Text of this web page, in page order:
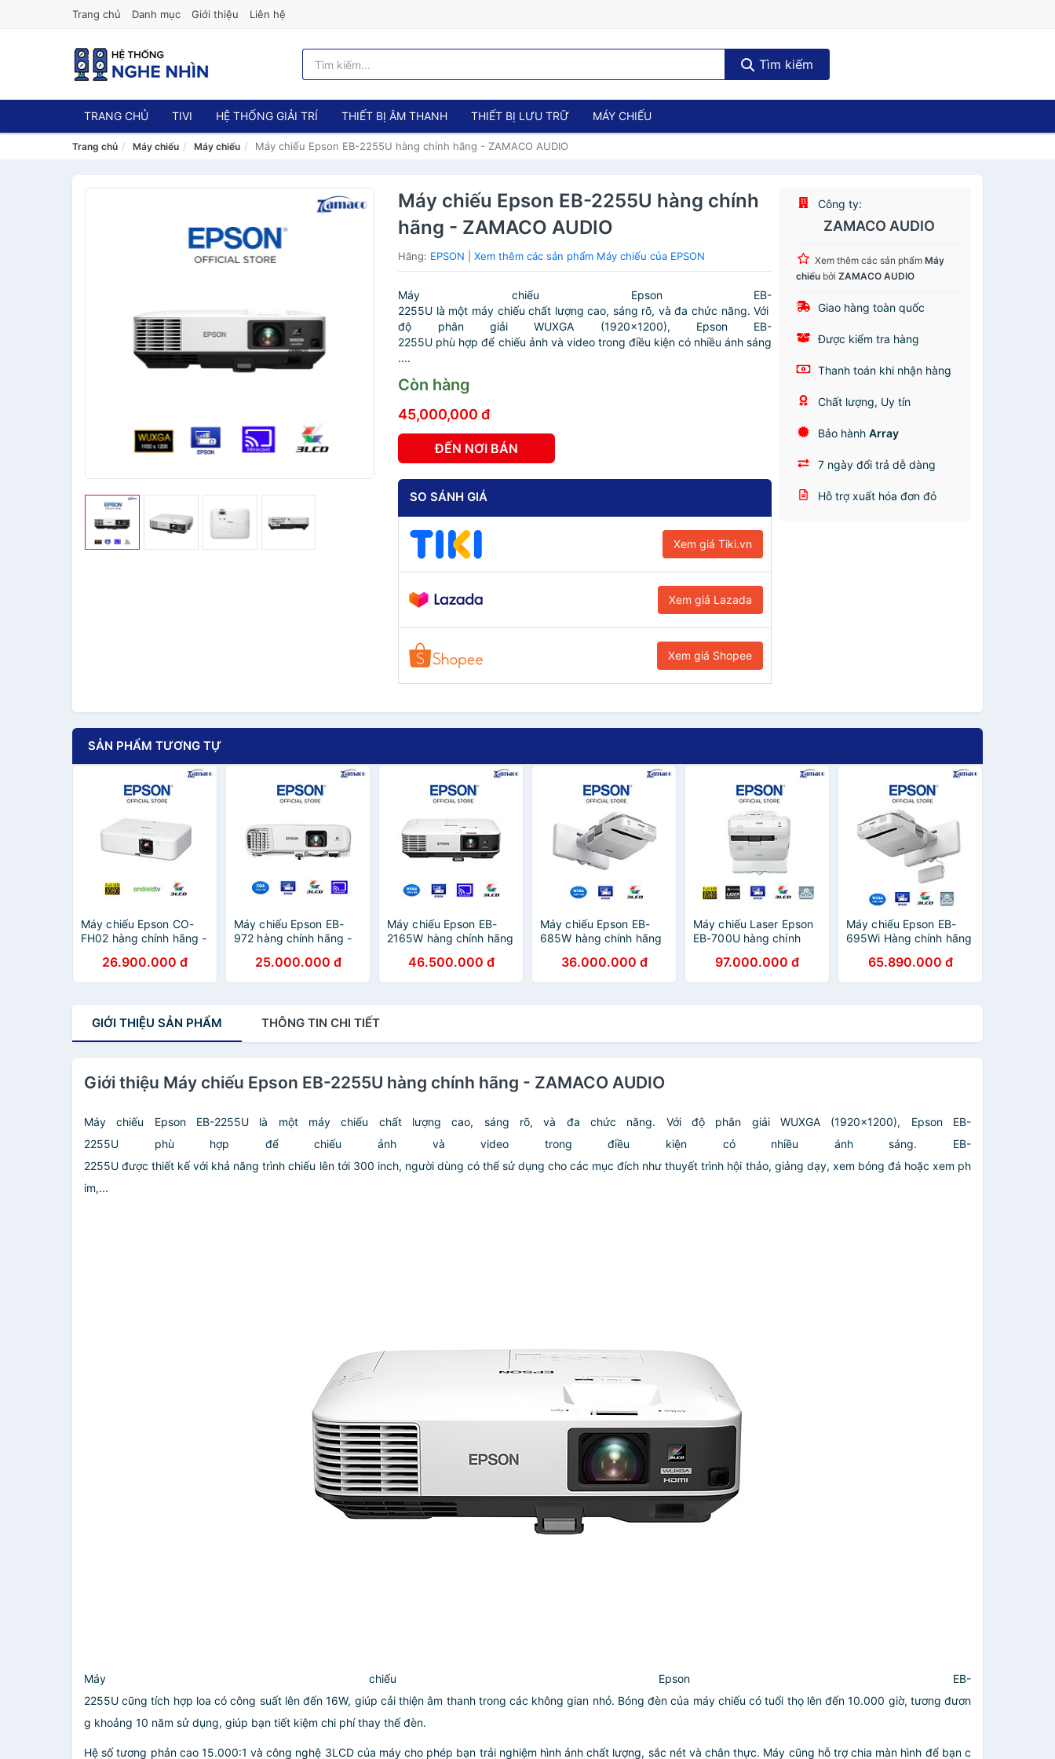
Trang chủ Danh mục Giới thiệu Liên hệ
Tìm kiếm
TRANG CHỦ TIVI HỆ THỐNG GIẢI TRÍ THIẾT BỊ ÂM THANH THIẾT BỊ LƯU TRỮ MÁY CHIẾU
Trang chủ Máy chiếu Máy chiếu Máy chiếu Epson EB-2255U hàng chính hãng - ZAMACO AUDIO
Máy chiếu Epson EB-2255U hàng chính
hãng - ZAMACO AUDIO
Hãng: EPSON |Xem thêm các sản phẩm Máy chiếu của EPSON
Máy chiếu Epson EB-
2255U là một máy chiếu chất lượng cao, sáng rõ, và đa chức năng. Với
độ phân giải WUXGA (1920×1200), Epson EB-
2255U phù hợp để chiếu ảnh và video trong điều kiện có nhiều ánh sáng
....
Còn hàng
45,000,000 đ
ĐẾN NƠI BÁN
SO SÁNH GIÁ
Xem giá Tiki.vn
Xem giá Lazada
Xem giá Shopee
Công ty:
ZAMACO AUDIO
Xem thêm các sản phẩmMáy
chiếu bởiZAMACO AUDIO
Giao hàng toàn quốc
Được kiểm tra hàng
Thanh toán khi nhận hàng
Chất lượng, Uy tín
Bảo hànhArray
7 ngày đổi trả dễ dàng
Hỗ trợ xuất hóa đơn đỏ
SẢN PHẨM TƯƠNG TỰ
Máy chiếu Epson CO-
FH02 hàng chính hãng -
26.900.000 đ
Máy chiếu Epson EB-
972 hàng chính hãng -
25.000.000 đ
Máy chiếu Epson EB-
2165W hàng chính hãng
46.500.000 đ
Máy chiếu Epson EB-
685W hàng chính hãng
36.000.000 đ
Máy chiếu Laser Epson
EB-700U hàng chính
97.000.000 đ
Máy chiếu Epson EB-
695Wi Hàng chính hãng
65.890.000 đ
GIỚI THIỆU SẢN PHẨM THÔNG TIN CHI TIẾT
Giới thiệu Máy chiếu Epson EB-2255U hàng chính hãng - ZAMACO AUDIO
Máy chiếu Epson EB-2255U là một máy chiếu chất lượng cao, sáng rõ, và đa chức năng. Với độ phân giải WUXGA (1920×1200), Epson EB-
2255U phù hợp để chiếu ảnh và video trong điều kiện có nhiều ánh sáng. EB-
2255U được thiết kế với khả năng trình chiếu lên tới 300 inch, người dùng có thể sử dụng cho các mục đích như thuyết trình hội thảo, giảng dạy, xem bóng đá hoặc xem ph
im,...
Máy chiếu Epson EB-
2255U cũng tích hợp loa có công suất lên đến 16W, giúp cải thiện âm thanh trong các không gian nhỏ. Bóng đèn của máy chiếu có tuổi thọ lên đến 10.000 giờ, tương đươn
g khoảng 10 năm sử dụng, giúp bạn tiết kiệm chi phí thay thế đèn.
Hệ số tương phản cao 15.000:1 và công nghệ 3LCD của máy cho phép bạn trải nghiệm hình ảnh chất lượng, sắc nét và chân thực. Máy cũng hỗ trợ chia màn hình để bạn c